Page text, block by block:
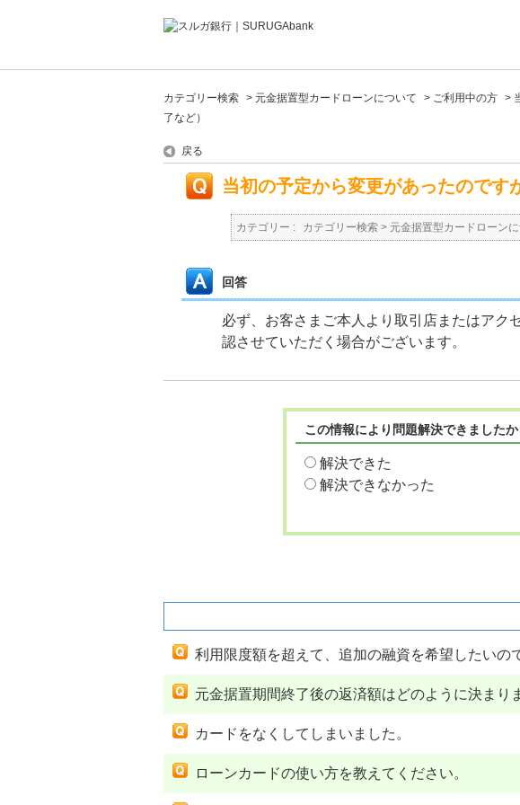
カテゴリー検索 > 元金据置型カードローンについて > ご利用中の方 >
了など）
戻る
当初の予定から変更があったのです
カテゴリー : カテゴリー検索 > 元金据置型カードローン
回答
必ず、お客さまご本人より取引店またはアク
認させていただく場合がございます。
この情報により問題解決できましたか
解決できた
解決できなかった
利用限度額を超えて、追加の融資を希望したいの
元金据置期間終了後の返済額はどのように決まり
カードをなくしてしまいました。
ローンカードの使い方を教えてください。